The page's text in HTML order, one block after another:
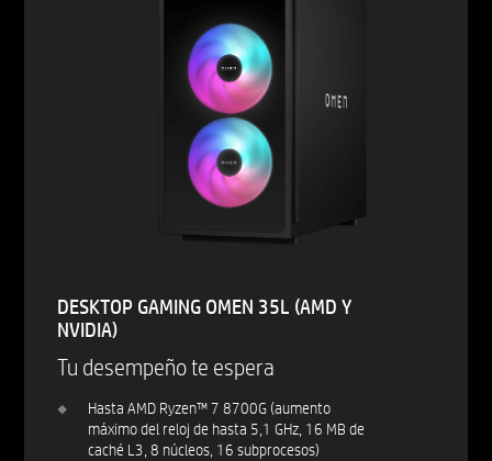
DESKTOP GAMING OMEN 35L (AMD Y
NVIDIA)
Tu desempeño te espera
Hasta AMD Ryzen™ 7 8700G (aumento
máximo del reloj de hasta 5,1 GHz, 16 MB de
caché L3, 8 núcleos, 16 subprocesos)